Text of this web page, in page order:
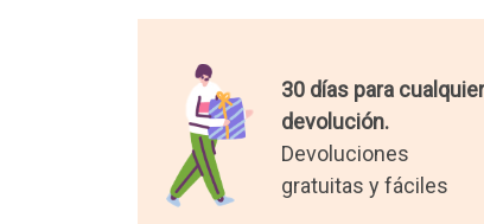
30 días para cualquier
devolución.
Devoluciones
gratuitas y fáciles